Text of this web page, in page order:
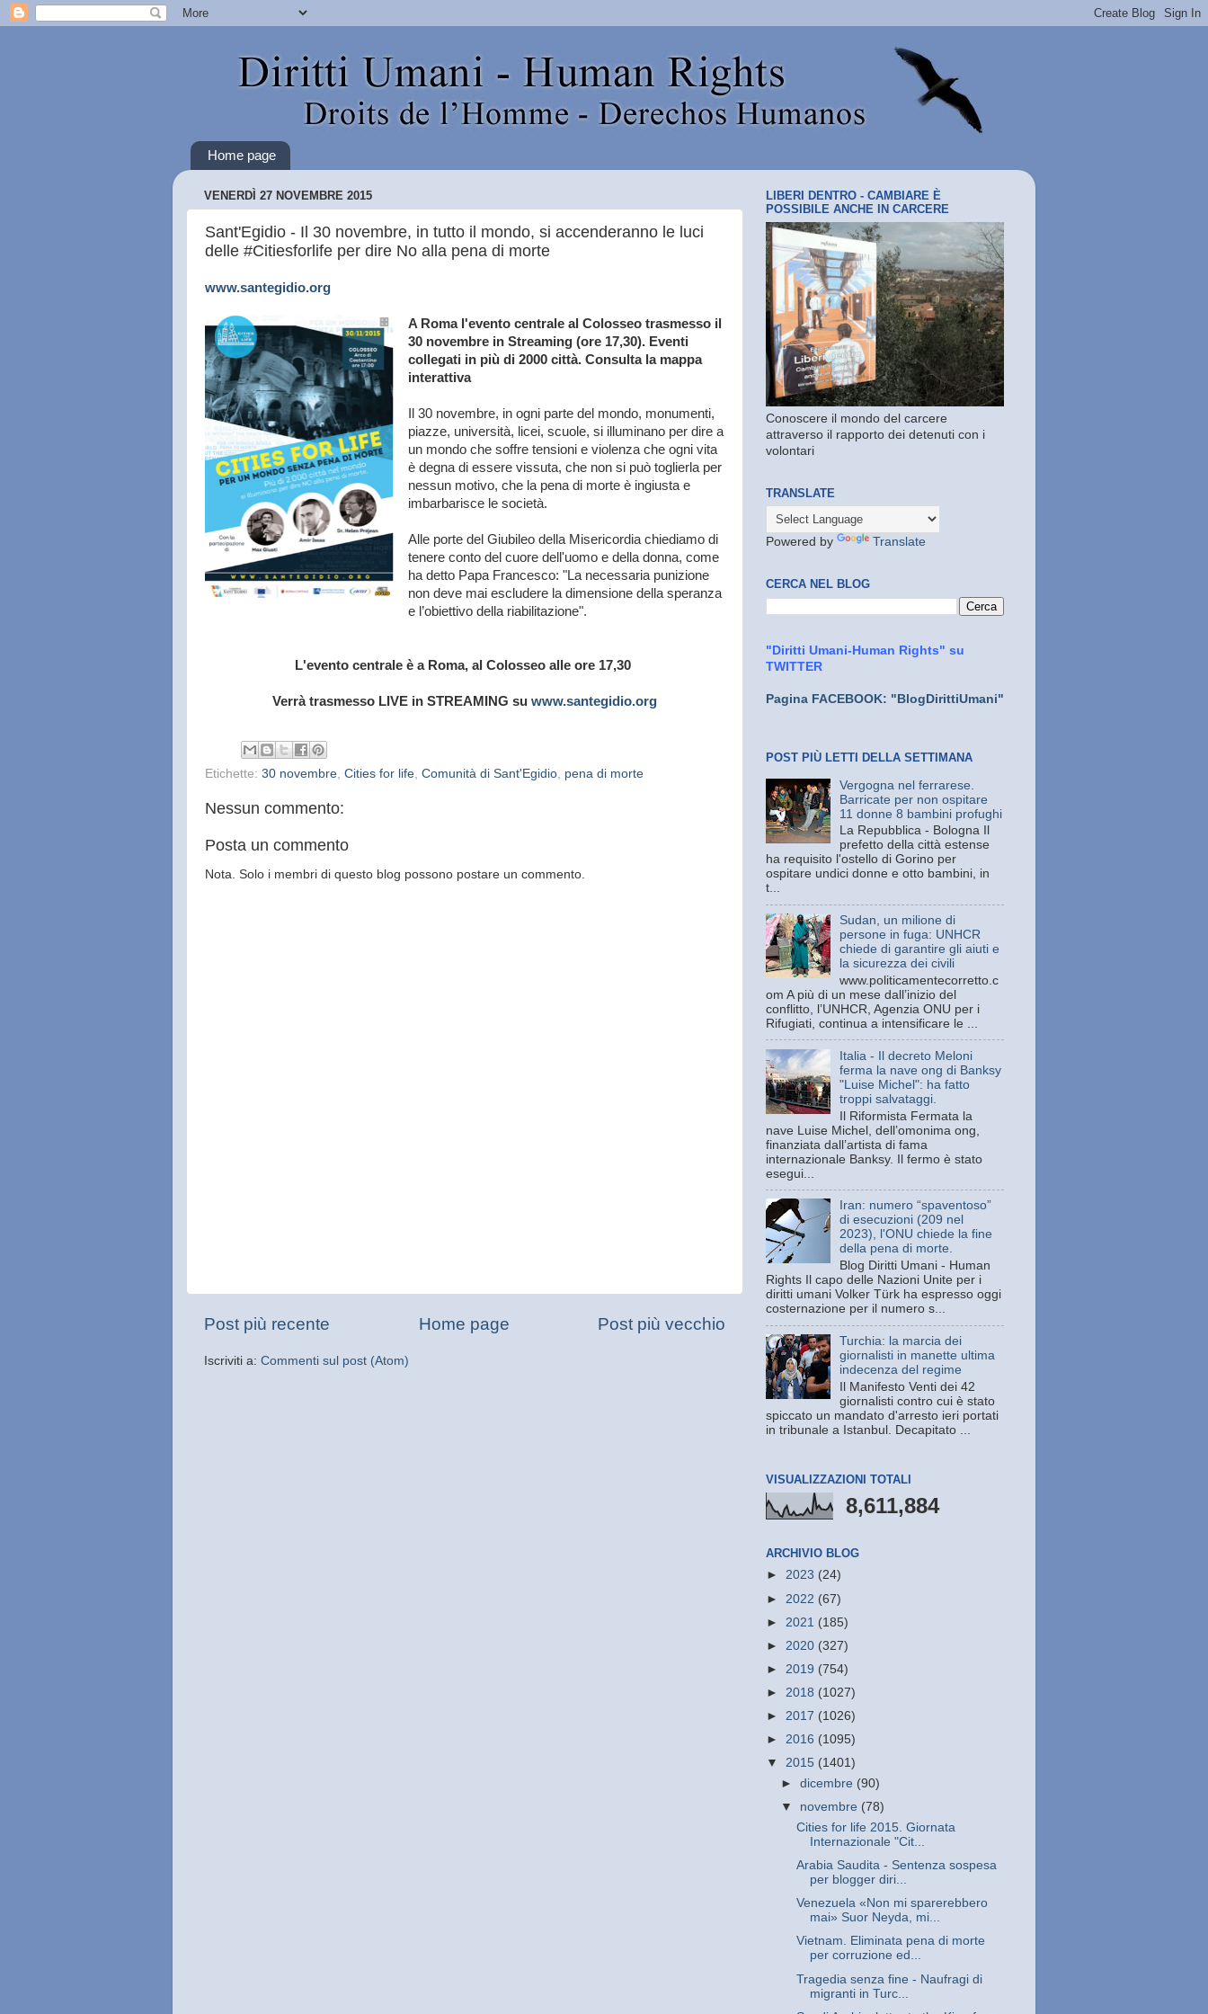
Home page
VENERDÌ 27 NOVEMBRE 2015
Sant'Egidio - Il 30 novembre, in tutto il mondo, si accenderanno le luci
delle #Citiesforlife per dire No alla pena di morte
www.santegidio.org
A Roma l'evento centrale al Colosseo trasmesso il
30 novembre in Streaming (ore 17,30). Eventi
collegati in più di 2000 città. Consulta la mappa
interattiva
Il 30 novembre, in ogni parte del mondo, monumenti,
piazze, università, licei, scuole, si illuminano per dire a
un mondo che soffre tensioni e violenza che ogni vita
è degna di essere vissuta, che non si può toglierla per
nessun motivo, che la pena di morte è ingiusta e
imbarbarisce le società.
Alle porte del Giubileo della Misericordia chiediamo di
tenere conto del cuore dell'uomo e della donna, come
ha detto Papa Francesco: "La necessaria punizione
non deve mai escludere la dimensione della speranza
e l’obiettivo della riabilitazione".
L'evento centrale è a Roma, al Colosseo alle ore 17,30
Verrà trasmesso LIVE in STREAMING su www.santegidio.org
Etichette: 30 novembre Cities for life Comunità di Sant'Egidio pena di morte
Nessun commento:
Posta un commento
Nota. Solo i membri di questo blog possono postare un commento.
Post più recente Post più vecchio
Home page
Iscriviti a: Commenti sul post (Atom)
LIBERI DENTRO - CAMBIARE È
POSSIBILE ANCHE IN CARCERE
Conoscere il mondo del carcere
attraverso il rapporto dei detenuti con i
volontari
TRANSLATE
Powered by Translate
CERCA NEL BLOG
"Diritti Umani-Human Rights" su
TWITTER
Pagina FACEBOOK: "BlogDirittiUmani"
POST PIÙ LETTI DELLA SETTIMANA
Vergogna nel ferrarese.
Barricate per non ospitare
11 donne 8 bambini profughi
La Repubblica - Bologna Il
prefetto della città estense
ha requisito l'ostello di Gorino per
ospitare undici donne e otto bambini, in
t...
Sudan, un milione di
persone in fuga: UNHCR
chiede di garantire gli aiuti e
la sicurezza dei civili
www.politicamentecorretto.c
om A più di un mese dall’inizio del
conflitto, l’UNHCR, Agenzia ONU per i
Rifugiati, continua a intensificare le ...
Italia - Il decreto Meloni
ferma la nave ong di Banksy
"Luise Michel": ha fatto
troppi salvataggi.
Il Riformista Fermata la
nave Luise Michel, dell’omonima ong,
finanziata dall’artista di fama
internazionale Banksy. Il fermo è stato
esegui...
Iran: numero “spaventoso”
di esecuzioni (209 nel
2023), l'ONU chiede la fine
della pena di morte.
Blog Diritti Umani - Human
Rights Il capo delle Nazioni Unite per i
diritti umani Volker Türk ha espresso oggi
costernazione per il numero s...
Turchia: la marcia dei
giornalisti in manette ultima
indecenza del regime
Il Manifesto Venti dei 42
giornalisti contro cui è stato
spiccato un mandato d'arresto ieri portati
in tribunale a Istanbul. Decapitato ...
VISUALIZZAZIONI TOTALI
8,611,884
ARCHIVIO BLOG
► 2023 (24)
► 2022 (67)
► 2021 (185)
► 2020 (327)
► 2019 (754)
► 2018 (1027)
► 2017 (1026)
► 2016 (1095)
▼ 2015 (1401)
►dicembre (90)
▼ novembre (78)
Cities for life 2015. Giornata
Internazionale "Cit...
Arabia Saudita - Sentenza sospesa
per blogger diri...
Venezuela «Non mi sparerebbero
mai» Suor Neyda, mi...
Vietnam. Eliminata pena di morte
per corruzione ed...
Tragedia senza fine - Naufragi di
migranti in Turc...